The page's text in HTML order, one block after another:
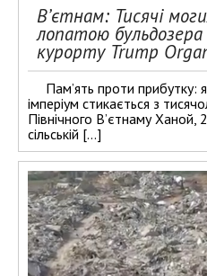
В’єтнам: Тисячі
лопатою
курорту Trump
Пам’ять проти прибутку:
імперіум стикається з
Північного В’єтнаму
сільській […]